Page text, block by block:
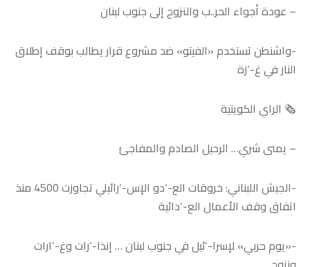
– عودة أجواء الحر..ب والنزوح إلى جنوب لبنان
-واشنطن تستخدم «الفيتو» ضد مشروع قرار يطالب بوقف إطلاق
النار في غ-‘زة
🗞️ الراي الكويتية
– يمنى شري… الرحيل الصادم والمفاجئ
-الجيش اللبناني: خروقات الع-‘دو الإس-‘رائيلي تجاوزت 4500 منذ
اتفاق وقف الأعمال الع-‘دائية
-«يوم حربي» لإسرا-‘ئيل في جنوب لبنان … إنذا-‘رات وغ-‘ارات